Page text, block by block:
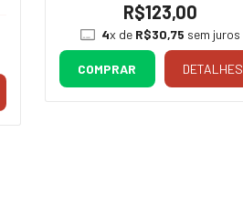
R$123,00
4x de R$30,75 sem juros
COMPRAR DETALHES